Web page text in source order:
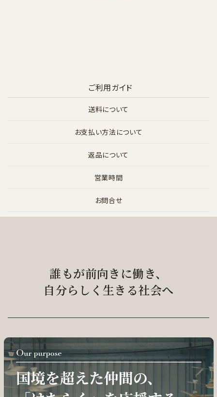
ご利用ガイド
送料について
お支払い方法について
返品について
営業時間
お問合せ
誰もが前向きに働き、
自分らしく生きる社会へ